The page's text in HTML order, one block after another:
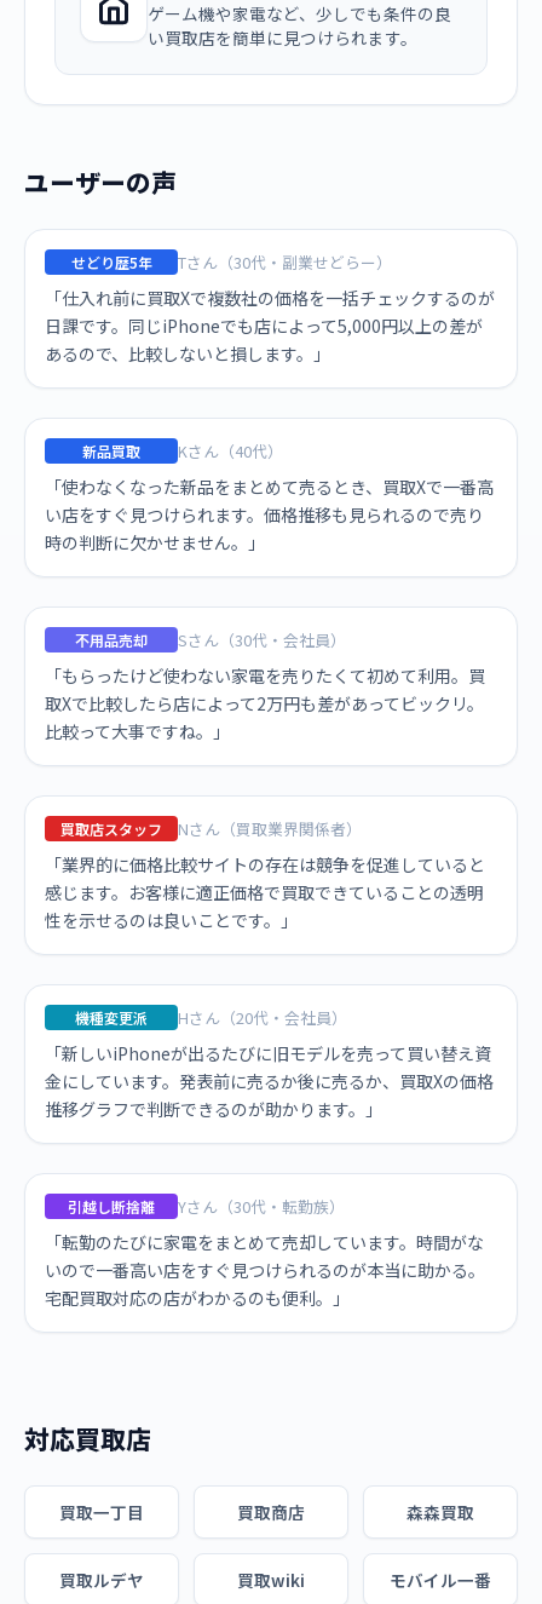
ゲーム機や家電など、少しでも条件の良
い買取店を簡単に見つけられます。
ユーザーの声
せどり歴5年 Tさん（30代・副業せどらー）
「仕入れ前に買取Xで複数社の価格を一括チェックするのが
日課です。同じiPhoneでも店によって5,000円以上の差が
あるので、比較しないと損します。」
新品買取 Kさん（40代）
「使わなくなった新品をまとめて売るとき、買取Xで一番高
い店をすぐ見つけられます。価格推移も見られるので売り
時の判断に欠かせません。」
不用品売却 Sさん（30代・会社員）
「もらったけど使わない家電を売りたくて初めて利用。買
取Xで比較したら店によって2万円も差があってビックリ。
比較って大事ですね。」
買取店スタッフ Nさん（買取業界関係者）
「業界的に価格比較サイトの存在は競争を促進していると
感じます。お客様に適正価格で買取できていることの透明
性を示せるのは良いことです。」
機種変更派 Hさん（20代・会社員）
「新しいiPhoneが出るたびに旧モデルを売って買い替え資
金にしています。発表前に売るか後に売るか、買取Xの価格
推移グラフで判断できるのが助かります。」
引越し断捨離 Yさん（30代・転勤族）
「転勤のたびに家電をまとめて売却しています。時間がな
いので一番高い店をすぐ見つけられるのが本当に助かる。
宅配買取対応の店がわかるのも便利。」
対応買取店
買取一丁目 買取商店 森森買取
買取ルデヤ 買取wiki モバイル一番